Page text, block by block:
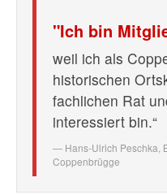
"Ich bin
weil ich als
historischen
fachlichen Rat
interessiert bin.“
Hans-Ulrich Peschka,
Coppenbrügge